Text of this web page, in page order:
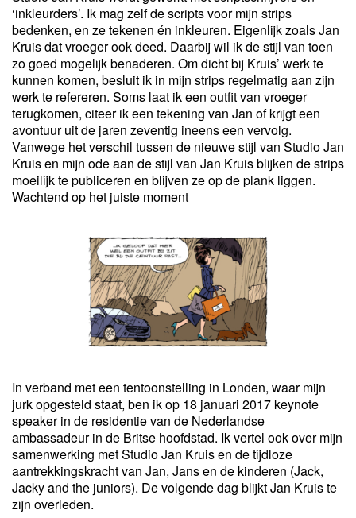
‘inkleurders’. Ik mag zelf de scripts voor mijn strips
bedenken, en ze tekenen én inkleuren. Eigenlijk zoals Jan
Kruis dat vroeger ook deed. Daarbij wil ik de stijl van toen
zo goed mogelijk benaderen. Om dicht bij Kruis’ werk te
kunnen komen, besluit ik in mijn strips regelmatig aan zijn
werk te refereren. Soms laat ik een outfit van vroeger
terugkomen, citeer ik een tekening van Jan of krijgt een
avontuur uit de jaren zeventig ineens een vervolg.
Vanwege het verschil tussen de nieuwe stijl van Studio Jan
Kruis en mijn ode aan de stijl van Jan Kruis blijken de strips
moeilijk te publiceren en blijven ze op de plank liggen.
Wachtend op het juiste moment
In verband met een tentoonstelling in Londen, waar mijn
jurk opgesteld staat, ben ik op 18 januari 2017 keynote
speaker in de residentie van de Nederlandse
ambassadeur in de Britse hoofdstad. Ik vertel ook over mijn
samenwerking met Studio Jan Kruis en de tijdloze
aantrekkingskracht van Jan, Jans en de kinderen (Jack,
Jacky and the juniors). De volgende dag blijkt Jan Kruis te
zijn overleden.